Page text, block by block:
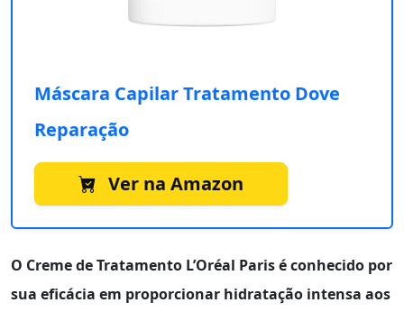
Máscara Capilar Tratamento Dove
Reparação
Ver na Amazon
O Creme de Tratamento L’Oréal Parisé conhecido por
sua eficácia em proporcionar hidratação intensa aos